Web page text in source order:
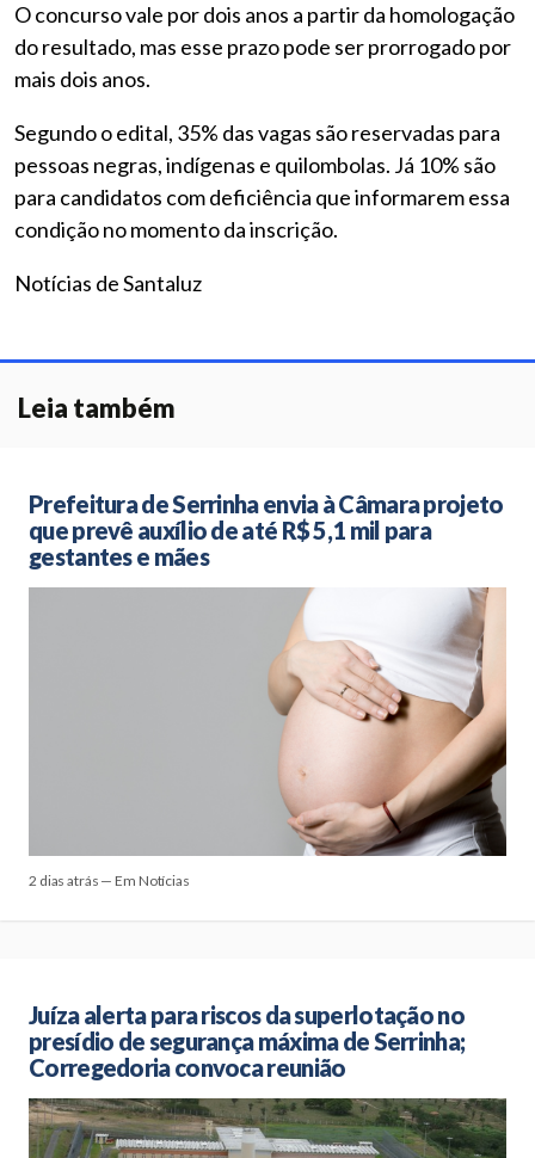
O concurso vale por dois anos a partir da homologação
do resultado, mas esse prazo pode ser prorrogado por
mais dois anos.
Segundo o edital, 35% das vagas são reservadas para
pessoas negras, indígenas e quilombolas. Já 10% são
para candidatos com deficiência que informarem essa
condição no momento da inscrição.
Notícias de Santaluz
Leia também
Prefeitura de Serrinha envia à Câmara projeto
que prevê auxílio de até R$ 5,1 mil para
gestantes e mães
2 dias atrás — Em Notícias
Juíza alerta para riscos da superlotação no
presídio de segurança máxima de Serrinha;
Corregedoria convoca reunião